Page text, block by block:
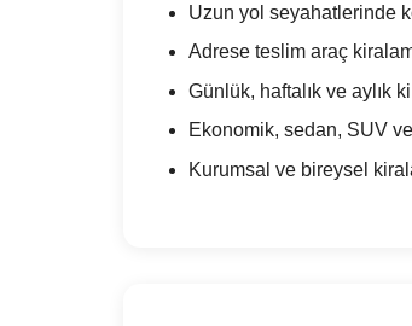
Uzun yol seyahatlerinde
Adrese teslim araç
Günlük, haftalık ve aylık
Ekonomik, sedan, SUV
Kurumsal ve bireysel